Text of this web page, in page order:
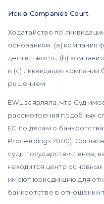
Иск в Companies Court
Ходатайство по
основаниям: (а) компания
деятельность; (b)
и (c) ликвидация компании
решением.
EWL заявляла, что Суд
рассмотрения подобных
ЕС по делам о
Proceedings 2000).
суды государств-членов,
находится центр основных
имеют юрисдикцию для
банкротстве в отношении